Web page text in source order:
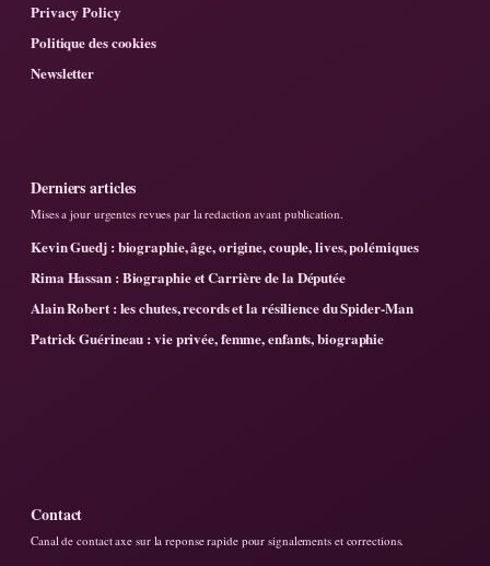
Privacy Policy
Politique des cookies
Newsletter
Derniers articles
Mises a jour urgentes revues par la redaction avant publication.
Kevin Guedj : biographie, âge, origine, couple, lives, polémiques
Rima Hassan : Biographie et Carrière de la Députée
Alain Robert : les chutes, records et la résilience du Spider-Man
Patrick Guérineau : vie privée, femme, enfants, biographie
Contact
Canal de contact axe sur la reponse rapide pour signalements et corrections.